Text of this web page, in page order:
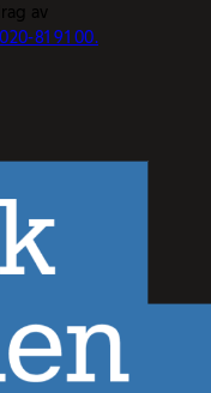
av
020-81 91 00.